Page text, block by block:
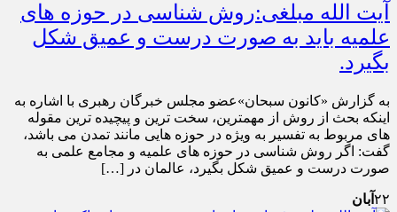
آیت الله مبلغی:روش شناسی در حوزه های
علمیه باید به صورت درست و عمیق شکل
بگیرد.
به گزارش «کانون سبحان»عضو مجلس خبرگان رهبری با اشاره به
اینکه بحث از روش از مهمترین، سخت ترین و پیچیده ترین مقوله
های مربوط به تفسیر به ویژه در حوزه هایی مانند تمدن می باشد،
گفت: اگر روش شناسی در حوزه های علمیه و مجامع علمی به
صورت درست و عمیق شکل بگیرد، عالمان در […]
۲۲ آبان